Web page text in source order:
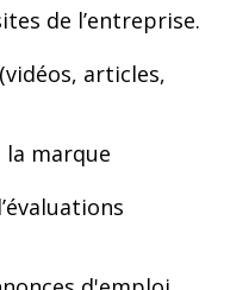
de l’entreprise.
articles,
marque